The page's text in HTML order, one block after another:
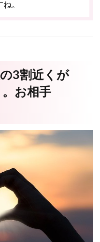
。
3割近くが
。お相手